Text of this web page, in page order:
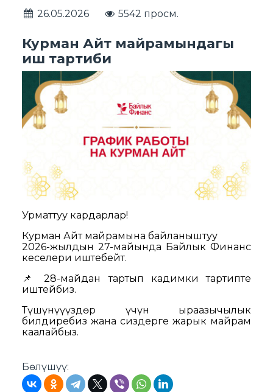
26.05.2026 5542 просм.
Курман Айт майрамындагы
иш тартиби
Урматтуу кардарлар!
Курман Айт майрамына байланыштуу
2026-жылдын 27-майында Байлык Финанс
кеңселери иштебейт.
📌 28-майдан тартып кадимки тартипте
иштейбиз.
Түшүнүүңүздөр үчүн ыраазычылык
билдиребиз жана сиздерге жарык майрам
каалайбыз.
Бөлүшүү: